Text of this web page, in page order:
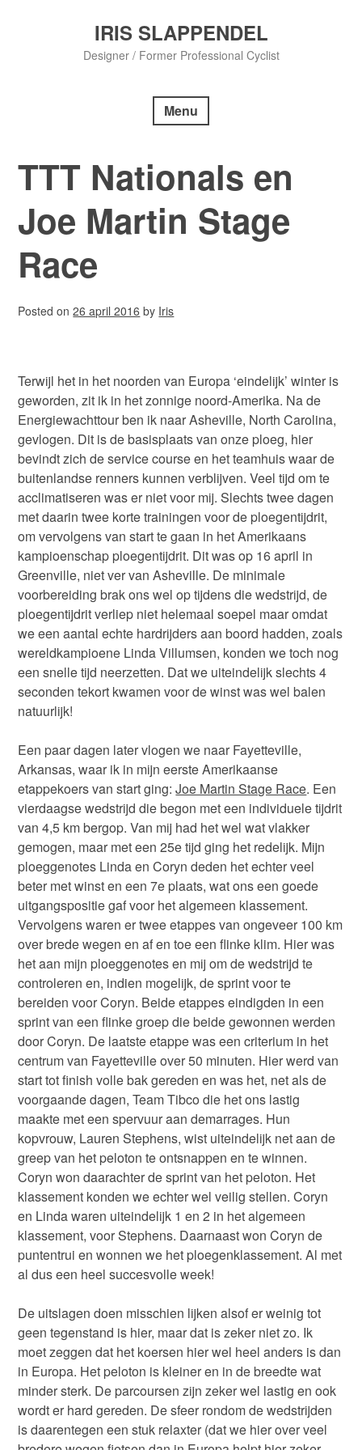
IRIS SLAPPENDEL
Designer / Former Professional Cyclist
Menu
TTT Nationals en
Joe Martin Stage
Race
Posted on26 april 2016 by Iris
Terwijl het in het noorden van Europa ‘eindelijk’ winter is
geworden, zit ik in het zonnige noord-Amerika. Na de
Energiewachttour ben ik naar Asheville, North Carolina,
gevlogen. Dit is de basisplaats van onze ploeg, hier
bevindt zich de service course en het teamhuis waar de
buitenlandse renners kunnen verblijven. Veel tijd om te
acclimatiseren was er niet voor mij. Slechts twee dagen
met daarin twee korte trainingen voor de ploegentijdrit,
om vervolgens van start te gaan in het Amerikaans
kampioenschap ploegentijdrit. Dit was op 16 april in
Greenville, niet ver van Asheville. De minimale
voorbereiding brak ons wel op tijdens die wedstrijd, de
ploegentijdrit verliep niet helemaal soepel maar omdat
we een aantal echte hardrijders aan boord hadden, zoals
wereldkampioene Linda Villumsen, konden we toch nog
een snelle tijd neerzetten. Dat we uiteindelijk slechts 4
seconden tekort kwamen voor de winst was wel balen
natuurlijk!
Een paar dagen later vlogen we naar Fayetteville,
Arkansas, waar ik in mijn eerste Amerikaanse
etappekoers van start ging:Joe Martin Stage Race. Een
vierdaagse wedstrijd die begon met een individuele tijdrit
van 4,5 km bergop. Van mij had het wel wat vlakker
gemogen, maar met een 25e tijd ging het redelijk. Mijn
ploeggenotes Linda en Coryn deden het echter veel
beter met winst en een 7e plaats, wat ons een goede
uitgangspositie gaf voor het algemeen klassement.
Vervolgens waren er twee etappes van ongeveer 100 km
over brede wegen en af en toe een flinke klim. Hier was
het aan mijn ploeggenotes en mij om de wedstrijd te
controleren en, indien mogelijk, de sprint voor te
bereiden voor Coryn. Beide etappes eindigden in een
sprint van een flinke groep die beide gewonnen werden
door Coryn. De laatste etappe was een criterium in het
centrum van Fayetteville over 50 minuten. Hier werd van
start tot finish volle bak gereden en was het, net als de
voorgaande dagen, Team Tibco die het ons lastig
maakte met een spervuur aan demarrages. Hun
kopvrouw, Lauren Stephens, wist uiteindelijk net aan de
greep van het peloton te ontsnappen en te winnen.
Coryn won daarachter de sprint van het peloton. Het
klassement konden we echter wel veilig stellen. Coryn
en Linda waren uiteindelijk 1 en 2 in het algemeen
klassement, voor Stephens. Daarnaast won Coryn de
puntentrui en wonnen we het ploegenklassement. Al met
al dus een heel succesvolle week!
De uitslagen doen misschien lijken alsof er weinig tot
geen tegenstand is hier, maar dat is zeker niet zo. Ik
moet zeggen dat het koersen hier wel heel anders is dan
in Europa. Het peloton is kleiner en in de breedte wat
minder sterk. De parcoursen zijn zeker wel lastig en ook
wordt er hard gereden. De sfeer rondom de wedstrijden
is daarentegen een stuk relaxter (dat we hier over veel